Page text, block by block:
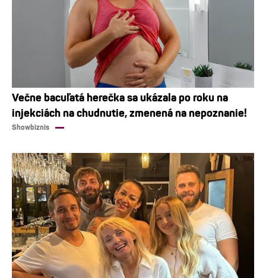
Večne bacuľatá herečka sa ukázala po roku na
injekciách na chudnutie, zmenená na nepoznanie!
Showbiznis